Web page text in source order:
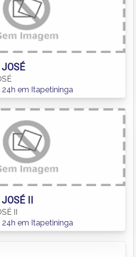
em Itapetininga
JOSÉ II
II
em Itapetininga